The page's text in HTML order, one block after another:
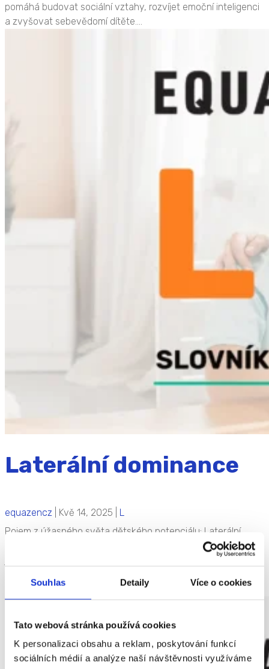
Souhlas Detaily Více o cookies
Tato webová stránka používá cookies
K personalizaci obsahu a reklam, poskytování funkcí
sociálních médií a analýze naší návštěvnosti využíváme
pomáhá budovat sociální vztahy, rozvíjet emoční inteligenci
a zvyšovat sebevědomí dítěte....
Laterální dominance
equazencz Kvě 14, 2025
L
Pojem z úžasného světa dětského potenciálu: Laterální
dominance Laterální dominance označuje přednostní užívání
jedné strany těla při provádění různých činností, jako je
rukou, ale i nohou, očí a uší. U dětí se...